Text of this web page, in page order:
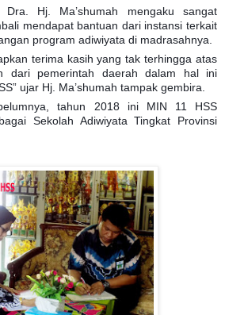
Hj. Ma’shumah mengaku sangat
mendapat bantuan dari instansi terkait
program adiwiyata di madrasahnya.
terima kasih yang tak terhingga atas
dari pemerintah daerah dalam hal ini
ujar Hj. Ma’shumah tampak gembira.
tahun 2018 ini MIN 11 HSS
Sekolah Adiwiyata Tingkat Provinsi